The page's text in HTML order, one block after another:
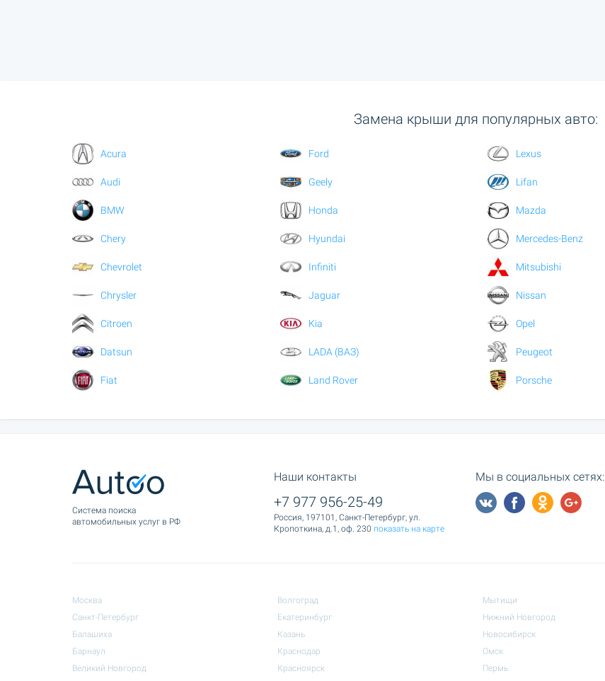
Замена крыши для популярных авто:
Acura
Audi
BMW
Chery
Chevrolet
Chrysler
Citroen
Datsun
Fiat
Ford
Geely
Honda
Hyundai
Infiniti
Jaguar
Kia
LADA (ВАЗ)
Land Rover
Lexus
Lifan
Mazda
Mercedes-Benz
Mitsubishi
Nissan
Opel
Peugeot
Porsche
Cистема поиска
автомобильных услуг в РФ
Наши контакты
+7 977 956-25-49
Россия, 197101, Санкт-Петербург, ул.
Кропоткина, д.1, оф. 230 показать на карте
Мы в социальных сетях:
Москва
Санкт-Петербург
Балашиха
Барнаул
Великий Новгород
Волгоград
Екатеринбург
Казань
Краснодар
Красноярск
Мытищи
Нижний Новгород
Новосибирск
Омск
Пермь